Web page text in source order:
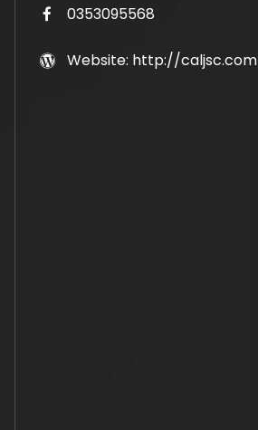
0353095568
Website: http://caljsc.com